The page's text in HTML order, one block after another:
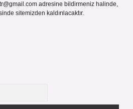
adresine bildirmeniz halinde,
sitemizden kaldırılacaktır.